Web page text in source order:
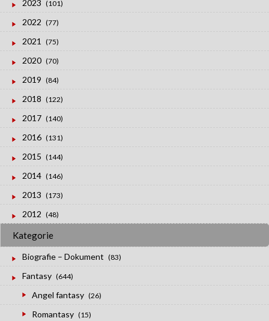
2023 (101)
2022 (77)
2021 (75)
2020 (70)
2019 (84)
2018 (122)
2017 (140)
2016 (131)
2015 (144)
2014 (146)
2013 (173)
2012 (48)
Kategorie
Biografie – Dokument (83)
Fantasy (644)
Angel fantasy (26)
Romantasy (15)